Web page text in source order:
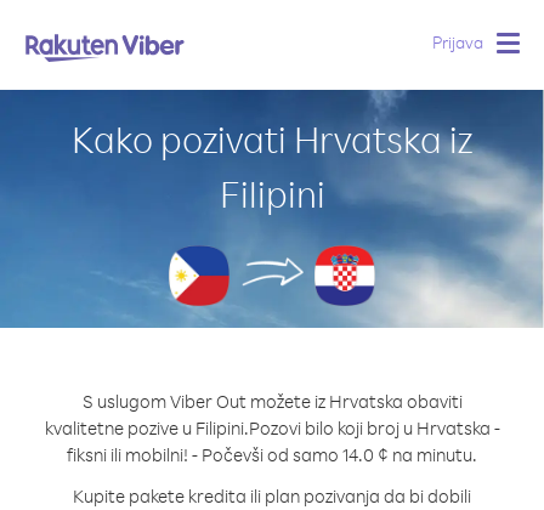
Prijava
Kako pozivati Hrvatska iz
Filipini
S uslugom Viber Out možete iz Hrvatska obaviti
kvalitetne pozive u Filipini.Pozovi bilo koji broj u Hrvatska -
fiksni ili mobilni! - Počevši od samo 14.0 ¢ na minutu.
Kupite pakete kredita ili plan pozivanja da bi dobili